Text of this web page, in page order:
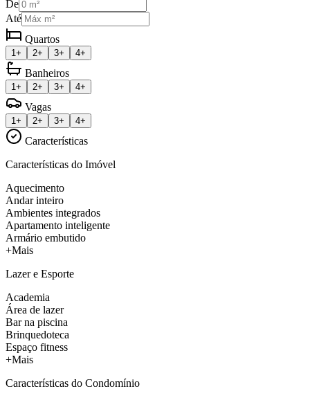
De
Até
Quartos
1+ 2+ 3+ 4+
Banheiros
1+ 2+ 3+ 4+
Vagas
1+ 2+ 3+ 4+
Características
Características do Imóvel
Aquecimento
Andar inteiro
Ambientes integrados
Apartamento inteligente
Armário embutido
+Mais
Lazer e Esporte
Academia
Área de lazer
Bar na piscina
Brinquedoteca
Espaço fitness
+Mais
Características do Condomínio